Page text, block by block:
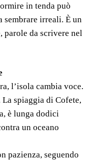
in tenda può
irreali. È un
parole da scrivere nel
l’isola cambia voce.
spiaggia di Cofete,
è lunga dodici
un oceano
pazienza, seguendo